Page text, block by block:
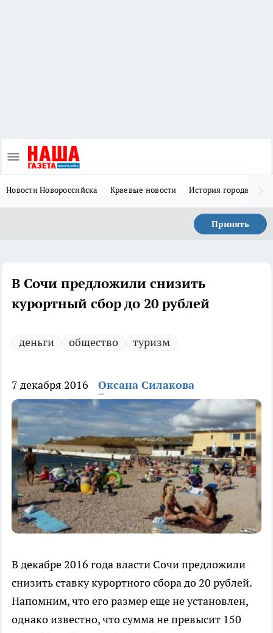
Новости Новороссийска Краевые новости История города Н
Принять
В Сочи предложили снизить
курортный сбор до 20 рублей
деньги общество туризм
7 декабря 2016 Оксана Силакова
В декабре 2016 года власти Сочи предложили
снизить ставку курортного сбора до 20 рублей.
Напомним, что его размер еще не установлен,
однако известно, что сумма не превысит 150